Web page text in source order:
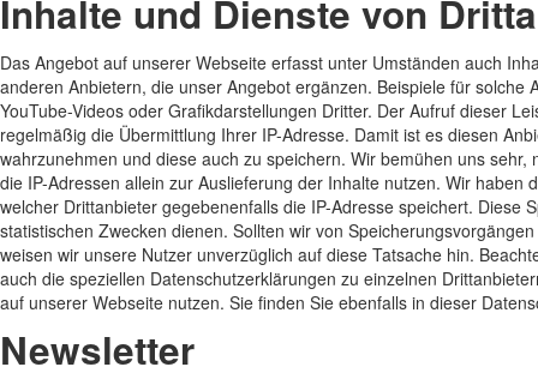
Inhalte und Dienste von
Das Angebot auf unserer Webseite erfasst unter Umständen auch
anderen Anbietern, die unser Angebot ergänzen. Beispiele für solche
YouTube-Videos oder Grafikdarstellungen Dritter. Der Aufruf dieser
regelmäßig die Übermittlung Ihrer IP-Adresse. Damit ist es diesen
wahrzunehmen und diese auch zu speichern. Wir bemühen uns
die IP-Adressen allein zur Auslieferung der Inhalte nutzen. Wir haben
welcher Drittanbieter gegebenenfalls die IP-Adresse speichert. Diese
statistischen Zwecken dienen. Sollten wir von
weisen wir unsere Nutzer unverzüglich auf diese Tatsache hin.
auch die speziellen Datenschutzerklärungen zu einzelnen
auf unserer Webseite nutzen. Sie finden Sie ebenfalls in dieser
Newsletter